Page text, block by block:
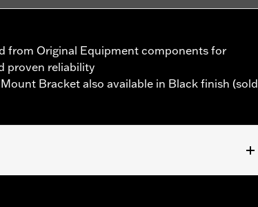
from Original Equipment components for
proven reliability
Bracket also available in Black finish (sold